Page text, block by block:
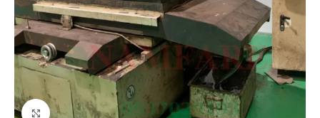
Click to enlarge